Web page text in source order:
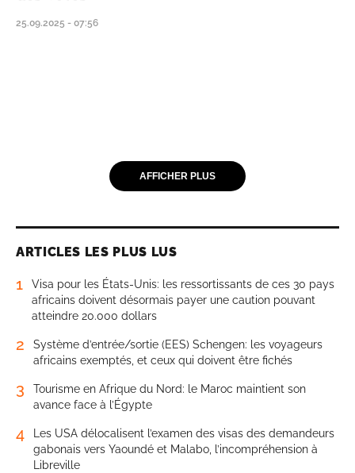
25.09.2025 - 07:56
AFFICHER PLUS
ARTICLES LES PLUS LUS
1
Visa pour les États-Unis: les ressortissants de ces 30 pays
africains doivent désormais payer une caution pouvant
atteindre 20.000 dollars
2
Système d’entrée/sortie (EES) Schengen: les voyageurs
africains exemptés, et ceux qui doivent être fichés
3
Tourisme en Afrique du Nord: le Maroc maintient son
avance face à l’Égypte
4
Les USA délocalisent l’examen des visas des demandeurs
gabonais vers Yaoundé et Malabo, l’incompréhension à
Libreville